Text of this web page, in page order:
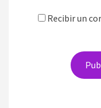
Recibir un